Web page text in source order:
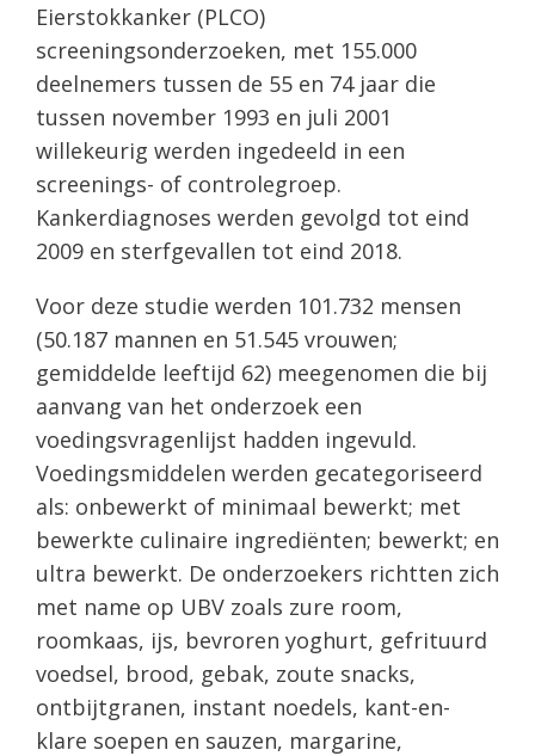
Eierstokkanker (PLCO)
screeningsonderzoeken, met 155.000
deelnemers tussen de 55 en 74 jaar die
tussen november 1993 en juli 2001
willekeurig werden ingedeeld in een
screenings- of controlegroep.
Kankerdiagnoses werden gevolgd tot eind
2009 en sterfgevallen tot eind 2018.
Voor deze studie werden 101.732 mensen
(50.187 mannen en 51.545 vrouwen;
gemiddelde leeftijd 62) meegenomen die bij
aanvang van het onderzoek een
voedingsvragenlijst hadden ingevuld.
Voedingsmiddelen werden gecategoriseerd
als: onbewerkt of minimaal bewerkt; met
bewerkte culinaire ingrediënten; bewerkt; en
ultra bewerkt. De onderzoekers richtten zich
met name op UBV zoals zure room,
roomkaas, ijs, bevroren yoghurt, gefrituurd
voedsel, brood, gebak, zoute snacks,
ontbijtgranen, instant noedels, kant-en-
klare soepen en sauzen, margarine,